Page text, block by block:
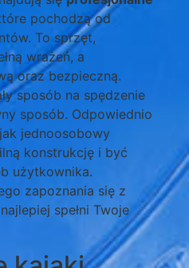
pochodzą od
To sprzęt,
wrażeń, a
oraz bezpieczną.
sposób na spędzenie
sposób. Odpowiednio
jednoosobowy
konstrukcję i być
użytkownika.
zapoznania się z
spełni Twoje